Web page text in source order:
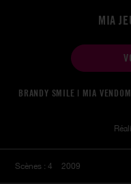
MIA
BRANDY SMILE | MIA
Scènes : 4 2009